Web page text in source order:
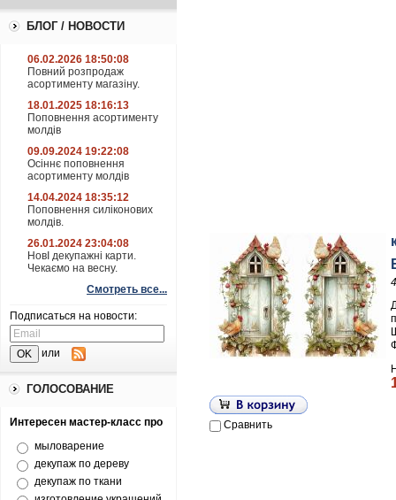
БЛОГ / НОВОСТИ
06.02.2026 18:50:08
Повний розпродаж
асортименту магазіну.
18.01.2025 18:16:13
Поповнення асортименту
молдів
09.09.2024 19:22:08
Осіннє поповнення
асортименту молдів
14.04.2024 18:35:12
Поповнення силіконових
молдів.
26.01.2024 23:04:08
НовІ декупажні карти.
Чекаємо на весну.
Смотреть все...
Подписаться на новости:
или
ГОЛОСОВАНИЕ
Интересен мастер-класс про
мыловарение
декупаж по дереву
декупаж по ткани
Сравнить